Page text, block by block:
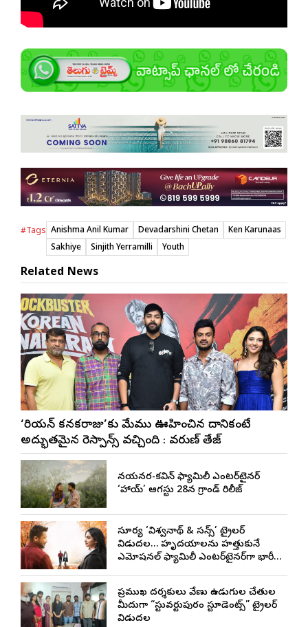
#Tags Anishma Anil Kumar Devadarshini Chetan
Ken Karunaas
Sakhiye
Sinjith Yerramilli Youth
Related News
‘కొరియన్ కనకరాజు’కు మేము ఊహించిన దానికంటే
అద్భుతమైన రెస్పాన్స్ వచ్చింది : వరుణ్ తేజ్
నయనతార-కవిన్ ఫ్యామిలీ ఎంటర్‌టైనర్
‘హాయ్’ ఆగస్టు 28న గ్రాండ్ రిలీజ్
సూర్య ‘విశ్వనాథ్ & సన్స్’ ట్రైలర్
విడుదల… హృదయాలను హత్తుకునే
ఎమోషనల్ ఫ్యామిలీ ఎంటర్‌టైనర్‌గా భారీ
ప్రముఖ దర్శకులు వేణు ఉడుగుల చేతుల
మీదుగా “స్టువర్టుపురం స్టూడెంట్స్” ట్రైలర్
విడుదల